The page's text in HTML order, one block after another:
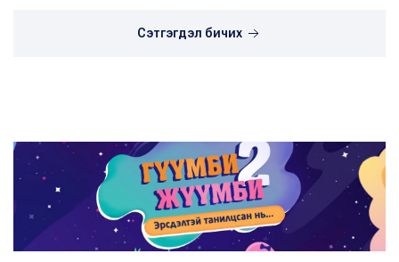
Сэтгэгдэл бичих